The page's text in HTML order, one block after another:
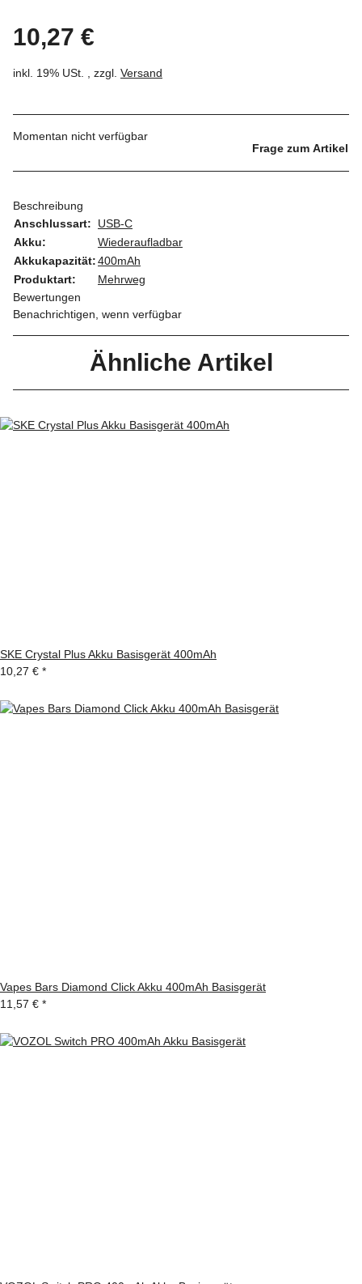
10,27 €
inkl. 19% USt. , zzgl. Versand
Momentan nicht verfügbar
Frage zum Artikel
Beschreibung
Anschlussart:
USB-C
Akku:
Wiederaufladbar
Akkukapazität:400mAh
Produktart:
Mehrweg
Bewertungen
Benachrichtigen, wenn verfügbar
Ähnliche Artikel
SKE Crystal Plus Akku Basisgerät 400mAh
10,27 € *
Vapes Bars Diamond Click Akku 400mAh Basisgerät
11,57 € *